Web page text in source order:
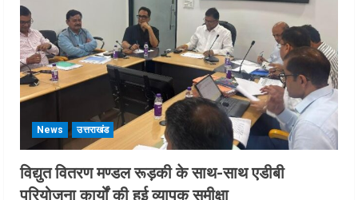
News उत्तराखंड
विद्युत वितरण मण्डल रूड़की के साथ-साथ एडीबी
परियोजना कार्यों की हुई व्यापक समीक्षा